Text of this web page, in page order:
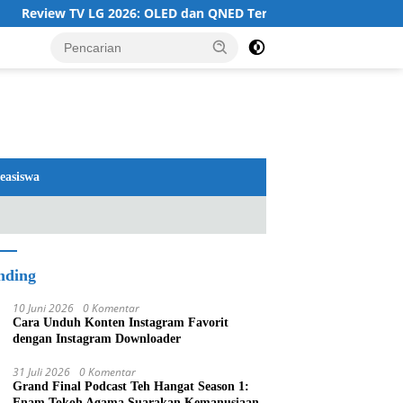
2026: OLED dan QNED Terbaik yang Layak Dipertimbangkan
10 Juni 2026 0 Komentar
Cara Unduh Konten Instagram Favorit
dengan Instagram Downloader
31 Juli 2026 0 Komentar
Grand Final Podcast Teh Hangat Season 1: